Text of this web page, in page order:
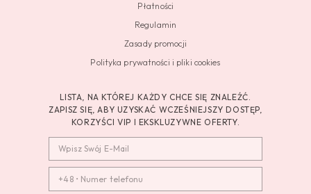
Płatności
Regulamin
Zasady promocji
Polityka prywatności i pliki cookies
LISTA, NA KTÓREJ KAŻDY CHCE SIĘ ZNALEŹĆ.
ZAPISZ SIĘ, ABY UZYSKAĆ WCZEŚNIEJSZY DOSTĘP,
KORZYŚCI VIP I EKSKLUZYWNE OFERTY.